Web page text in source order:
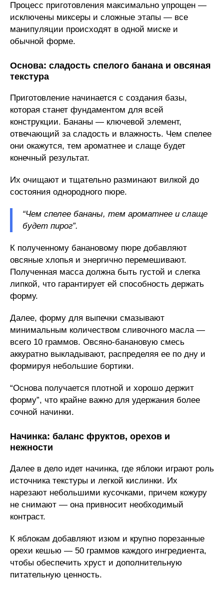
Процесс приготовления максимально упрощен —
исключены миксеры и сложные этапы — все
манипуляции происходят в одной миске и
обычной форме.
Основа: сладость спелого банана и овсяная
текстура
Приготовление начинается с создания базы,
которая станет фундаментом для всей
конструкции. Бананы — ключевой элемент,
отвечающий за сладость и влажность. Чем спелее
они окажутся, тем ароматнее и слаще будет
конечный результат.
Их очищают и тщательно разминают вилкой до
состояния однородного пюре.
“Чем спелее бананы, тем ароматнее и слаще
будет пирог”.
К полученному банановому пюре добавляют
овсяные хлопья и энергично перемешивают.
Полученная масса должна быть густой и слегка
липкой, что гарантирует ей способность держать
форму.
Далее, форму для выпечки смазывают
минимальным количеством сливочного масла —
всего 10 граммов. Овсяно-банановую смесь
аккуратно выкладывают, распределяя ее по дну и
формируя небольшие бортики.
“Основа получается плотной и хорошо держит
форму”, что крайне важно для удержания более
сочной начинки.
Начинка: баланс фруктов, орехов и
нежности
Далее в дело идет начинка, где яблоки играют роль
источника текстуры и легкой кислинки. Их
нарезают небольшими кусочками, причем кожуру
не снимают — она привносит необходимый
контраст.
К яблокам добавляют изюм и крупно порезанные
орехи кешью — 50 граммов каждого ингредиента,
чтобы обеспечить хруст и дополнительную
питательную ценность.